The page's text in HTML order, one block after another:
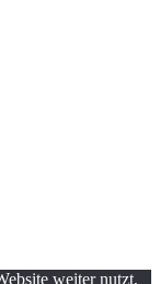
weiter nutzt,